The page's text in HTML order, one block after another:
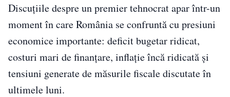
Discuțiile despre un premier tehnocrat apar într-un
moment în care România se confruntă cu presiuni
economice importante: deficit bugetar ridicat,
costuri mari de finanțare, inflație încă ridicată și
tensiuni generate de măsurile fiscale discutate în
ultimele luni.